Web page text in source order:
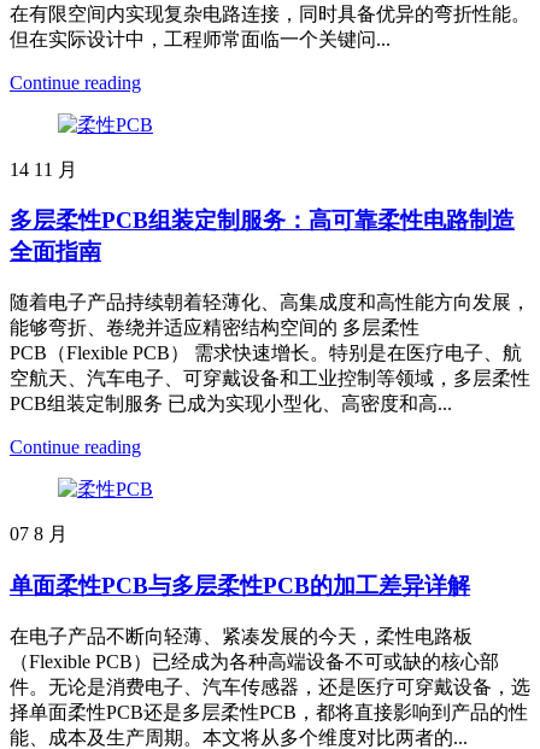
在有限空间内实现复杂电路连接，同时具备优异的弯折性能。
但在实际设计中，工程师常面临一个关键问...
Continue reading
14 11 月
多层柔性PCB组装定制服务：高可靠柔性电路制造
全面指南
随着电子产品持续朝着轻薄化、高集成度和高性能方向发展，
能够弯折、卷绕并适应精密结构空间的 多层柔性
PCB（Flexible PCB） 需求快速增长。特别是在医疗电子、航
空航天、汽车电子、可穿戴设备和工业控制等领域，多层柔性
PCB组装定制服务 已成为实现小型化、高密度和高...
Continue reading
07 8 月
单面柔性PCB与多层柔性PCB的加工差异详解
在电子产品不断向轻薄、紧凑发展的今天，柔性电路板
（Flexible PCB）已经成为各种高端设备不可或缺的核心部
件。无论是消费电子、汽车传感器，还是医疗可穿戴设备，选
择单面柔性PCB还是多层柔性PCB，都将直接影响到产品的性
能、成本及生产周期。本文将从多个维度对比两者的...